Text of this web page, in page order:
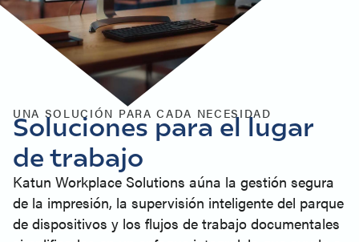
UNA SOLUCIÓN PARA CADA NECESIDAD
Soluciones para el lugar
de trabajo
Katun Workplace Solutions aúna la gestión segura
de la impresión, la supervisión inteligente del parque
de dispositivos y los flujos de trabajo documentales